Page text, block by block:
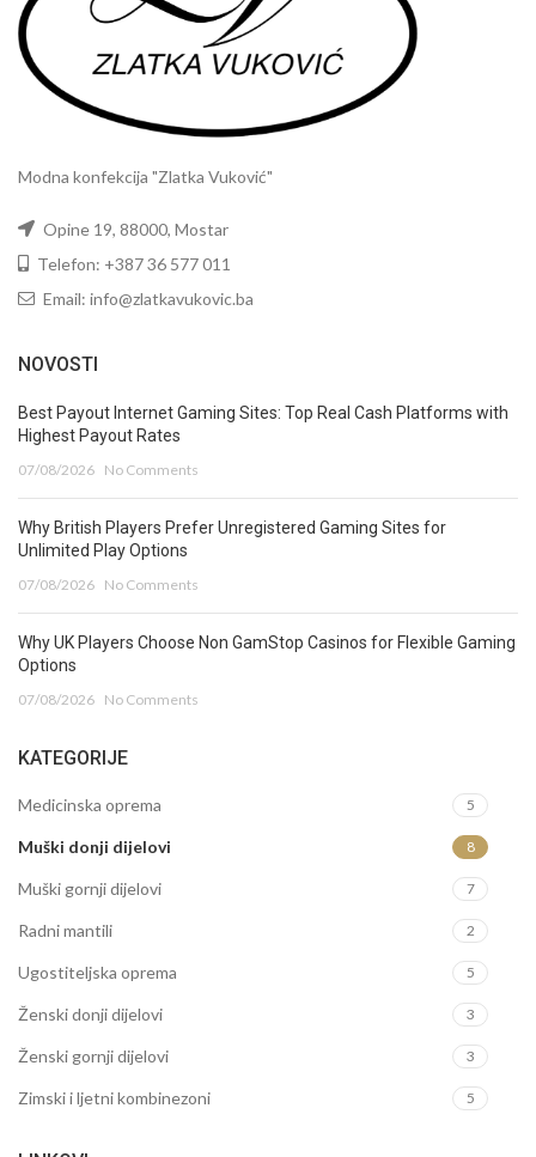
Modna konfekcija "Zlatka Vuković"
Opine 19, 88000, Mostar
Telefon: +387 36 577 011
Email: info@zlatkavukovic.ba
NOVOSTI
Best Payout Internet Gaming Sites: Top Real Cash Platforms with
Highest Payout Rates
07/08/2026 No Comments
Why British Players Prefer Unregistered Gaming Sites for
Unlimited Play Options
07/08/2026 No Comments
Why UK Players Choose Non GamStop Casinos for Flexible Gaming
Options
07/08/2026 No Comments
KATEGORIJE
Medicinska oprema 5
Muški donji dijelovi 8
Muški gornji dijelovi 7
Radni mantili 2
Ugostiteljska oprema 5
Ženski donji dijelovi 3
Ženski gornji dijelovi 3
Zimski i ljetni kombinezoni 5